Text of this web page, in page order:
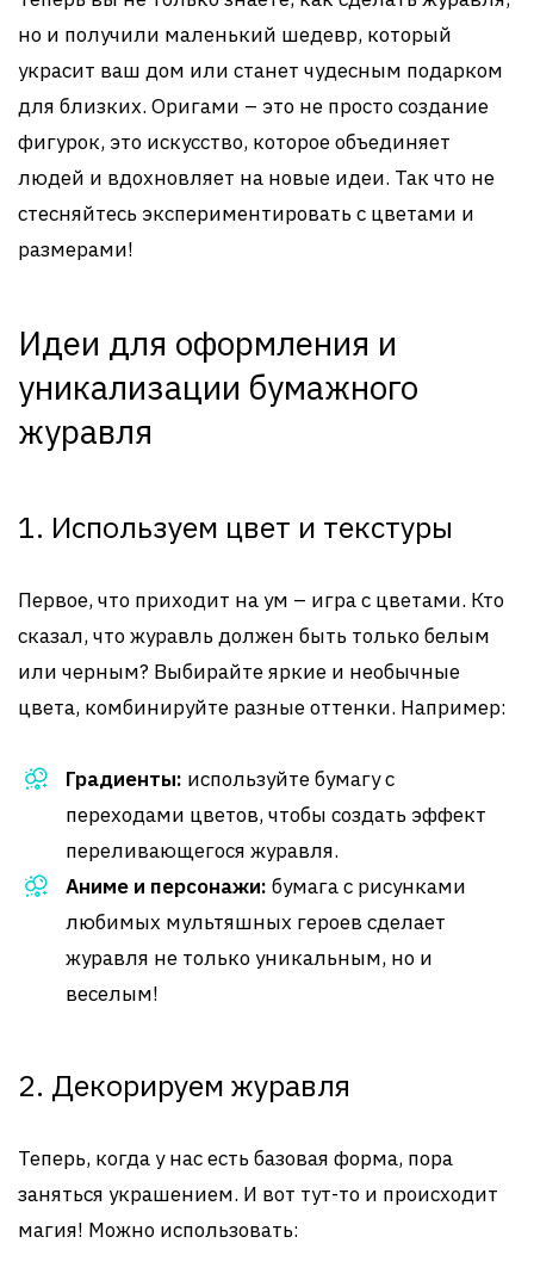
но и получили маленький шедевр, который
украсит ваш дом или станет чудесным подарком
для близких. Оригами – это не просто создание
фигурок, это искусство, которое объединяет
людей и вдохновляет на новые идеи. Так что не
стесняйтесь экспериментировать с цветами и
размерами!
Идеи для оформления и
уникализации бумажного
журавля
1. Используем цвет и текстуры
Первое, что приходит на ум – игра с цветами. Кто
сказал, что журавль должен быть только белым
или черным? Выбирайте яркие и необычные
цвета, комбинируйте разные оттенки. Например:
Градиенты: используйте бумагу с
переходами цветов, чтобы создать эффект
переливающегося журавля.
Аниме и персонажи: бумага с рисунками
любимых мультяшных героев сделает
журавля не только уникальным, но и
веселым!
2. Декорируем журавля
Теперь, когда у нас есть базовая форма, пора
заняться украшением. И вот тут-то и происходит
магия! Можно использовать: